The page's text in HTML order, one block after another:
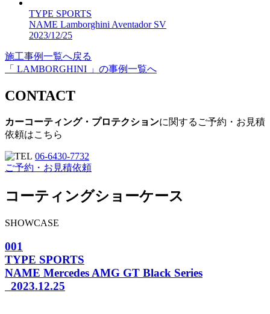
TYPE SPORTS
NAME Lamborghini Aventador SV
2023/12/25
施工事例一覧へ戻る
「 LAMBORGHINI 」の事例一覧へ
CONTACT
カーコーティング・プロテクションに関するご予約・お見積
依頼はこちら
06-6430-7732
ご予約・お見積依頼
コーティングショーケース
SHOWCASE
001
TYPE SPORTS
NAME Mercedes AMG GT Black Series
2023.12.25